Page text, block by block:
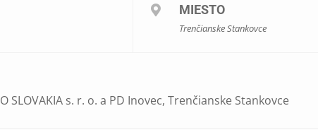
MIESTO
Trenčianske Stankovce
SLOVAKIA s. r. o. a PD Inovec, Trenčianske Stankovce